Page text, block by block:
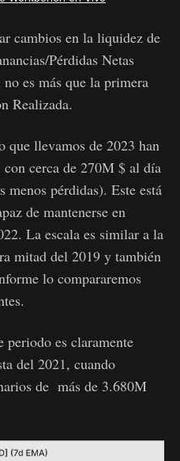
cambios en la liquidez de
Pérdidas Netas
es más que la primera
Realizada.
que llevamos de 2023 han
cerca de 270M $ al día
menos pérdidas). Este está
de mantenerse en
La escala es similar a la
mitad del 2019 y también
lo compararemos
periodo es claramente
del 2021, cuando
de más de 3.680M